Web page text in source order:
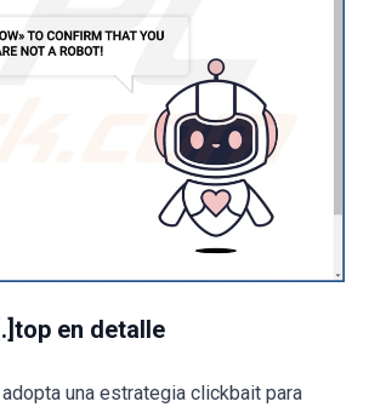
en detalle
una estrategia clickbait para